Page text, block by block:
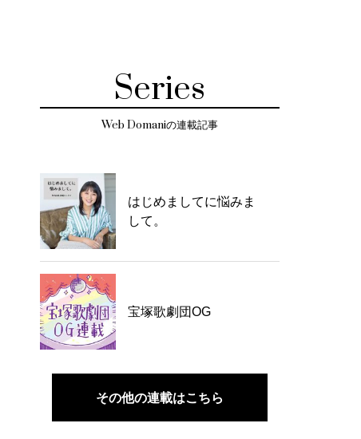
Series
Web Domaniの連載記事
はじめましてに悩みま
して。
宝塚歌劇団OG
その他の連載はこちら